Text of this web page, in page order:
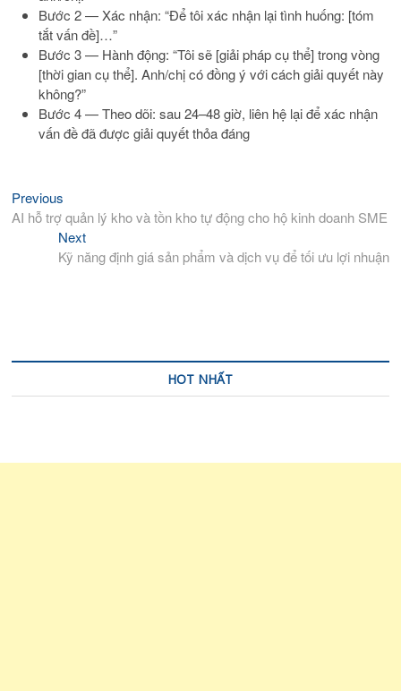
Bước 2 — Xác nhận: “Để tôi xác nhận lại tình huống: [tóm
tắt vấn đề]…”
Bước 3 — Hành động: “Tôi sẽ [giải pháp cụ thể] trong vòng
[thời gian cụ thể]. Anh/chị có đồng ý với cách giải quyết này
không?”
Bước 4 — Theo dõi: sau 24–48 giờ, liên hệ lại để xác nhận
vấn đề đã được giải quyết thỏa đáng
Điều
hướng
Previous
post:
AI hỗ trợ quản lý kho và tồn kho tự động cho hộ kinh doanh SME
NextNext
post:
Kỹ năng định giá sản phẩm và dịch vụ để tối ưu lợi nhuận
HOT NHẤT